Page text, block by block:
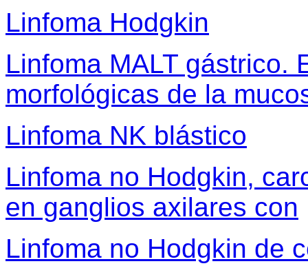
Linfoma Hodgkin
Linfoma MALT gástrico.
morfológicas de la
Linfoma NK blástico
Linfoma no Hodgkin,
en ganglios axilares con
Linfoma no Hodgkin de